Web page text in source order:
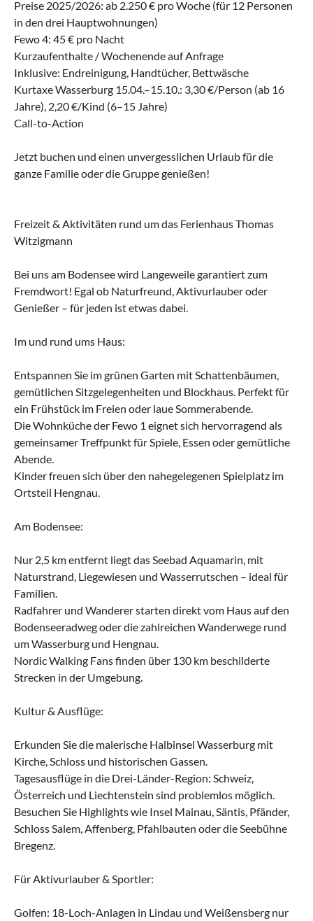
Preise 2025/2026: ab 2.250 € pro Woche (für 12 Personen
in den drei Hauptwohnungen)
Fewo 4: 45 € pro Nacht
Kurzaufenthalte / Wochenende auf Anfrage
Inklusive: Endreinigung, Handtücher, Bettwäsche
Kurtaxe Wasserburg 15.04.–15.10.: 3,30 €/Person (ab 16
Jahre), 2,20 €/Kind (6–15 Jahre)
Call-to-Action
Jetzt buchen und einen unvergesslichen Urlaub für die
ganze Familie oder die Gruppe genießen!
Freizeit & Aktivitäten rund um das Ferienhaus Thomas
Witzigmann
Bei uns am Bodensee wird Langeweile garantiert zum
Fremdwort! Egal ob Naturfreund, Aktivurlauber oder
Genießer – für jeden ist etwas dabei.
Im und rund ums Haus:
Entspannen Sie im grünen Garten mit Schattenbäumen,
gemütlichen Sitzgelegenheiten und Blockhaus. Perfekt für
ein Frühstück im Freien oder laue Sommerabende.
Die Wohnküche der Fewo 1 eignet sich hervorragend als
gemeinsamer Treffpunkt für Spiele, Essen oder gemütliche
Abende.
Kinder freuen sich über den nahegelegenen Spielplatz im
Ortsteil Hengnau.
Am Bodensee:
Nur 2,5 km entfernt liegt das Seebad Aquamarin, mit
Naturstrand, Liegewiesen und Wasserrutschen – ideal für
Familien.
Radfahrer und Wanderer starten direkt vom Haus auf den
Bodenseeradweg oder die zahlreichen Wanderwege rund
um Wasserburg und Hengnau.
Nordic Walking Fans finden über 130 km beschilderte
Strecken in der Umgebung.
Kultur & Ausflüge:
Erkunden Sie die malerische Halbinsel Wasserburg mit
Kirche, Schloss und historischen Gassen.
Tagesausflüge in die Drei-Länder-Region: Schweiz,
Österreich und Liechtenstein sind problemlos möglich.
Besuchen Sie Highlights wie Insel Mainau, Säntis, Pfänder,
Schloss Salem, Affenberg, Pfahlbauten oder die Seebühne
Bregenz.
Für Aktivurlauber & Sportler:
Golfen: 18-Loch-Anlagen in Lindau und Weißensberg nur